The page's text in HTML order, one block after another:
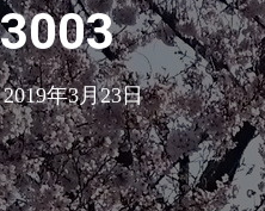
2019年3月23日